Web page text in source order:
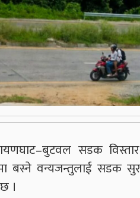
सडक
वन्यजन्तुलाई सडक
।